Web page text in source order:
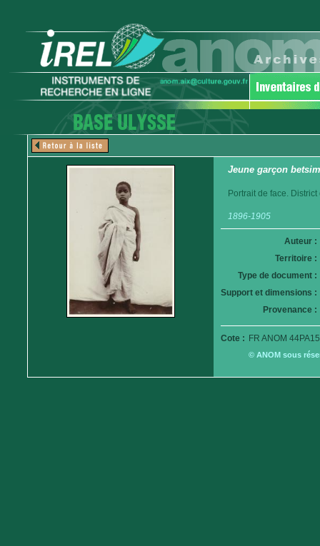
Jeune garçon
Portrait de face.
1896-1905
Auteur :
Territoire :
Type de document :
Support et dimensions :
Provenance :
Cote : FR ANOM
© ANOM sous